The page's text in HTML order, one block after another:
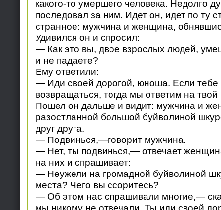
какого-то умершего человека. Недолго
последовал за ним. Идет он, идет по ту
странное: мужчина и женщина,
Удивился он и спросил:
— Как это вы, двое взрослых людей,
и не падаете?
Ему ответили:
— Иди своей дорогой, юноша. Если тебе
возвращаться, тогда мы ответим на твой
Пошел он дальше и видит: мужчина и
разостланной большой буйволиной
друг друга.
— Подвинься,—говорит мужчина.
— Нет, ты подвинься,— отвечает
на них и спрашивает:
— Неужели на громадной буйволиной
места? Чего вы ссоритесь?
— Об этом нас спрашивали многие,—
мы никому не отвечали. Ты иди своей